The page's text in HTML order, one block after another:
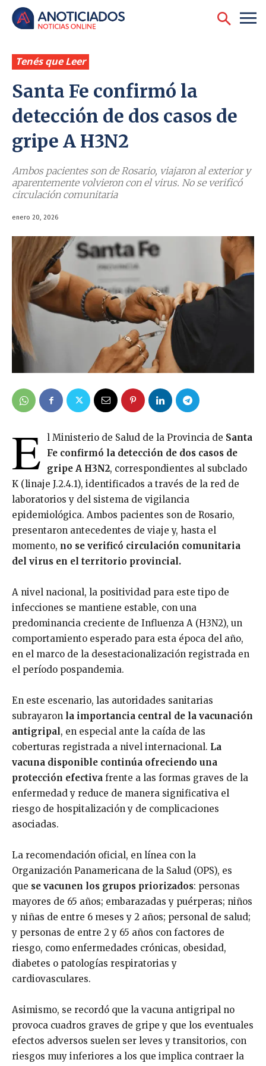
Tenés que Leer
Santa Fe confirmó la
detección de dos casos de
gripe A H3N2
Ambos pacientes son de Rosario, viajaron al exterior y
aparentemente volvieron con el virus. No se verificó
circulación comunitaria
enero 20, 2026
E l Ministerio de Salud de la Provincia de Santa
Fe confirmó la detección de dos casos de
gripe A H3N2, correspondientes al subclado
K (linaje J.2.4.1), identificados a través de la red de
laboratorios y del sistema de vigilancia
epidemiológica. Ambos pacientes son de Rosario,
presentaron antecedentes de viaje y, hasta el
momento, no se verificó circulación comunitaria
del virus en el territorio provincial.
A nivel nacional, la positividad para este tipo de
infecciones se mantiene estable, con una
predominancia creciente de Influenza A (H3N2), un
comportamiento esperado para esta época del año,
en el marco de la desestacionalización registrada en
el período pospandemia.
En este escenario, las autoridades sanitarias
subrayaron la importancia central de la vacunación
antigripal, en especial ante la caída de las
coberturas registrada a nivel internacional. La
vacuna disponible continúa ofreciendo una
protección efectiva frente a las formas graves de la
enfermedad y reduce de manera significativa el
riesgo de hospitalización y de complicaciones
asociadas.
La recomendación oficial, en línea con la
Organización Panamericana de la Salud (OPS), es
que se vacunen los grupos priorizados: personas
mayores de 65 años; embarazadas y puérperas; niños
y niñas de entre 6 meses y 2 años; personal de salud;
y personas de entre 2 y 65 años con factores de
riesgo, como enfermedades crónicas, obesidad,
diabetes o patologías respiratorias y
cardiovasculares.
Asimismo, se recordó que la vacuna antigripal no
provoca cuadros graves de gripe y que los eventuales
efectos adversos suelen ser leves y transitorios, con
riesgos muy inferiores a los que implica contraer la